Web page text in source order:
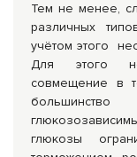
Тем не менее,
различных
учётом этого
Для этого
совмещение в
большинство
глюкозы